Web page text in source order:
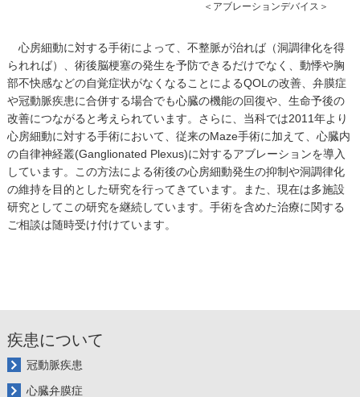
＜アブレーションデバイス＞
心房細動に対する手術によって、不整脈が治れば（洞調律化を得
られれば）、術後脳梗塞の発生を予防できるだけでなく、動悸や胸
部不快感などの自覚症状がなくなることによるQOLの改善、弁膜症
や冠動脈疾患に合併する場合でも心臓の機能の回復や、生命予後の
改善につながると考えられています。さらに、当科では2011年より
心房細動に対する手術において、従来のMaze手術に加えて、心臓内
の自律神経叢(Ganglionated Plexus)に対するアブレーションを導入
しています。この方法による術後の心房細動発生の抑制や洞調律化
の維持を目的とした研究を行ってきています。また、現在は多施設
研究としてこの研究を継続しています。手術を含めた治療に関する
ご相談は随時受け付けています。
疾患について
冠動脈疾患
心臓弁膜症